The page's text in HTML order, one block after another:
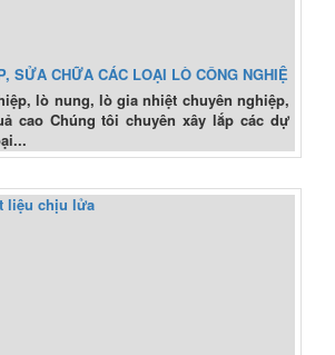
SỬA CHỮA CÁC LOẠI LÒ CÔNG NGHIỆP
lò nung, lò gia nhiệt chuyên nghiệp,
cao Chúng tôi chuyên xây lắp các dự